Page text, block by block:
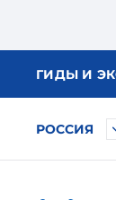
ГИДЫ И
РОССИЯ